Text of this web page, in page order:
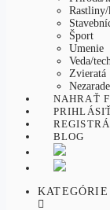
Šport
Umenie
Veda/
Zvieratá
NAHRAŤ
BLOG
KATEGÓRIE